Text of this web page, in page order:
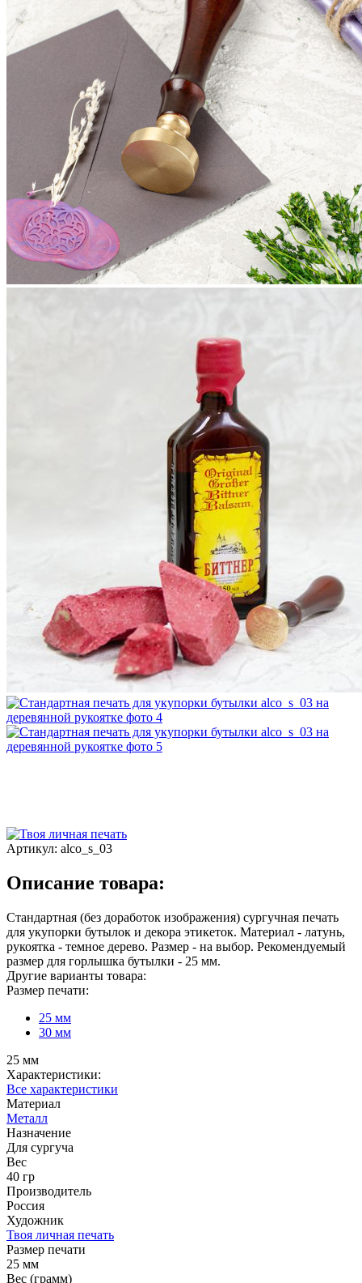
Артикул: alco_s_03
Описание товара:
Стандартная (без доработок изображения) сургучная печать
для укупорки бутылок и декора этикеток. Материал - латунь,
рукоятка - темное дерево. Размер - на выбор. Рекомендуемый
размер для горлышка бутылки - 25 мм.
Другие варианты товара:
Размер печати:
25 мм
30 мм
25 мм
Характеристики:
Все характеристики
Материал
Металл
Назначение
Для сургуча
Вес
40 гр
Производитель
Россия
Художник
Твоя личная печать
Размер печати
25 мм
Вес (грамм)